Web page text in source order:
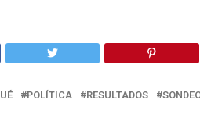
POLÍTICA RESULTADOS